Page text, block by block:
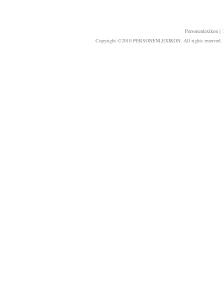
Personenlexikon|
Copyright ©2010 PERSONENLEXIKON. All rights